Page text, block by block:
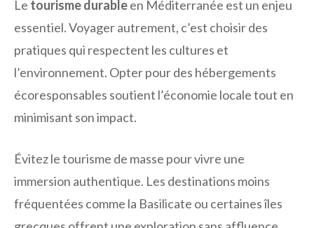
Le tourisme durableen Méditerranée est un enjeu
essentiel. Voyager autrement, c’est choisir des
pratiques qui respectent les cultures et
l’environnement. Opter pour des hébergements
écoresponsables soutient l’économie locale tout en
minimisant son impact.
Évitez le tourisme de masse pour vivre une
immersion authentique. Les destinations moins
fréquentées comme la Basilicate ou certaines îles